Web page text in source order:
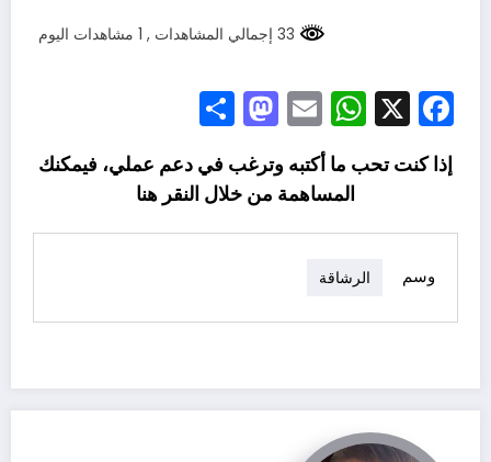
, 1 مشاهدات اليوم
Facebook
X
WhatsApp
Email
Mastodon
إذا كنت تحب ما أكتبه وترغب في دعم عملي، فيمكنك
المساهمة من خلال النقر هنا
وسم الرشاقة